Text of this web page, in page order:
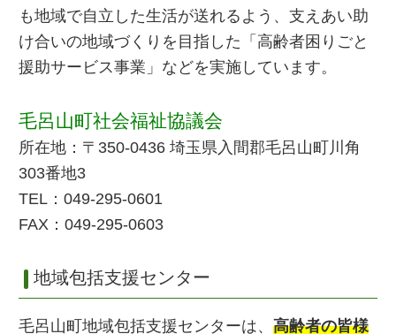
も地域で自立した生活が送れるよう、支えあい助
け合いの地域づくりを目指した「高齢者困りごと
援助サービス事業」などを実施しています。
毛呂山町社会福祉協議会
所在地：〒350-0436 埼玉県入間郡毛呂山町川角
303番地3
TEL：049-295-0601
FAX：049-295-0603
地域包括支援センター
毛呂山町地域包括支援センターは、 高齢者の皆様